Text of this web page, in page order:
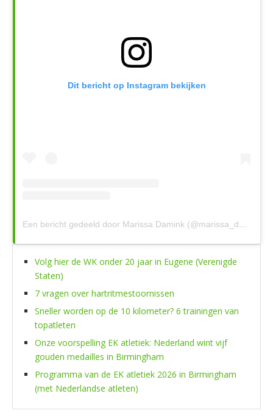
Dit bericht op Instagram bekijken
Een bericht gedeeld door Marissa Damink (@marissa_damink)
Volg hier de WK onder 20 jaar in Eugene (Verenigde
Staten)
7 vragen over hartritmestoornissen
Sneller worden op de 10 kilometer? 6 trainingen van
topatleten
Onze voorspelling EK atletiek: Nederland wint vijf
gouden medailles in Birmingham
Programma van de EK atletiek 2026 in Birmingham
(met Nederlandse atleten)